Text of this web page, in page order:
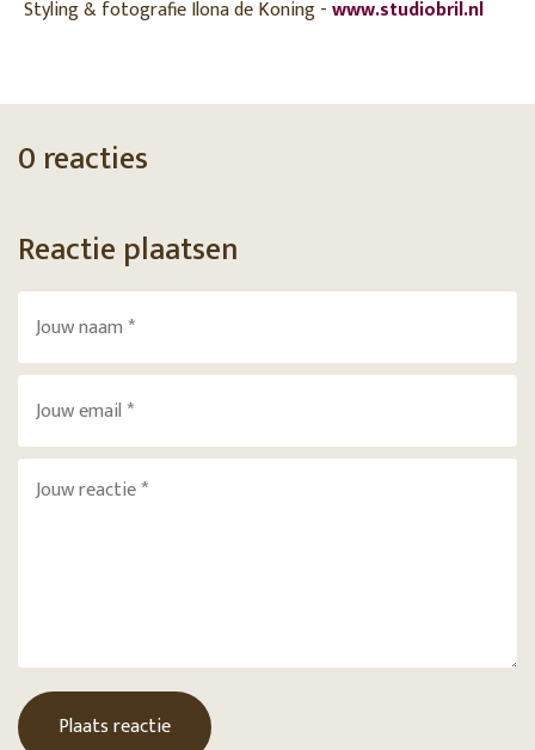
Styling & fotografie Ilona de Koning -www.studiobril.nl
0 reacties
Reactie plaatsen
Plaats reactie